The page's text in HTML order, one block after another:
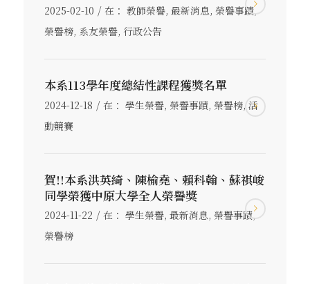
2025-02-10 / 在： 教師榮譽, 最新消息, 榮譽事蹟,
榮譽榜, 系友榮譽, 行政公告
本系113學年度總結性課程獲獎名單
2024-12-18 / 在： 學生榮譽, 榮譽事蹟, 榮譽榜, 活
動競賽
賀!!本系洪英綺、陳榆堯、賴科翰、蘇祺峻
同學榮獲中原大學全人榮譽獎
2024-11-22 / 在： 學生榮譽, 最新消息, 榮譽事蹟,
榮譽榜